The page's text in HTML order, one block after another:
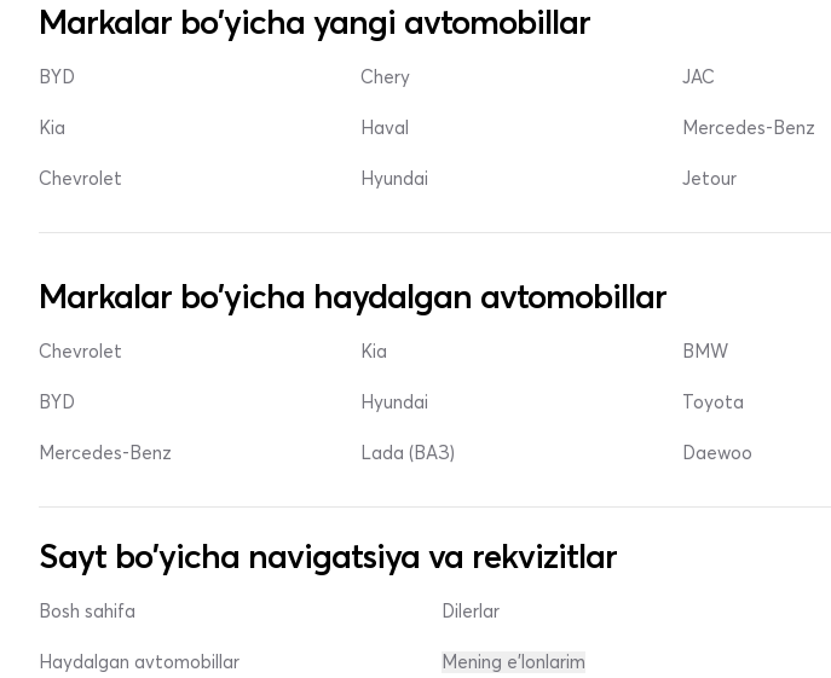
Markalar bo'yicha yangi avtomobillar
BYD
Kia
Chevrolet
Chery
Haval
Hyundai
JAC
Mercedes-Benz
Jetour
Markalar bo'yicha haydalgan avtomobillar
Chevrolet
BYD
Mercedes-Benz
Kia
Hyundai
Lada (ВАЗ)
BMW
Toyota
Daewoo
Sayt bo'yicha navigatsiya va rekvizitlar
Bosh sahifa
Haydalgan avtomobillar
Dilerlar
Mening e'lonlarim